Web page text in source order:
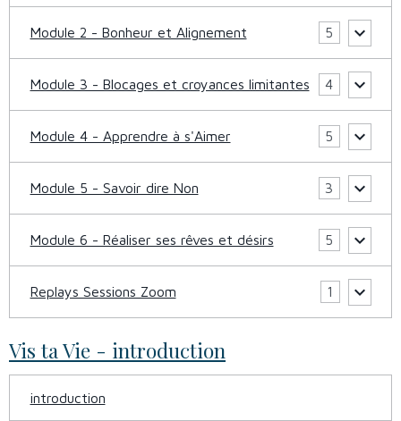
Module 2 - Bonheur et Alignement 5
Module 3 - Blocages et croyances limitantes 4
Module 4 - Apprendre à s'Aimer 5
Module 5 - Savoir dire Non 3
Module 6 - Réaliser ses rêves et désirs 5
Replays Sessions Zoom 1
Vis ta Vie - introduction
introduction